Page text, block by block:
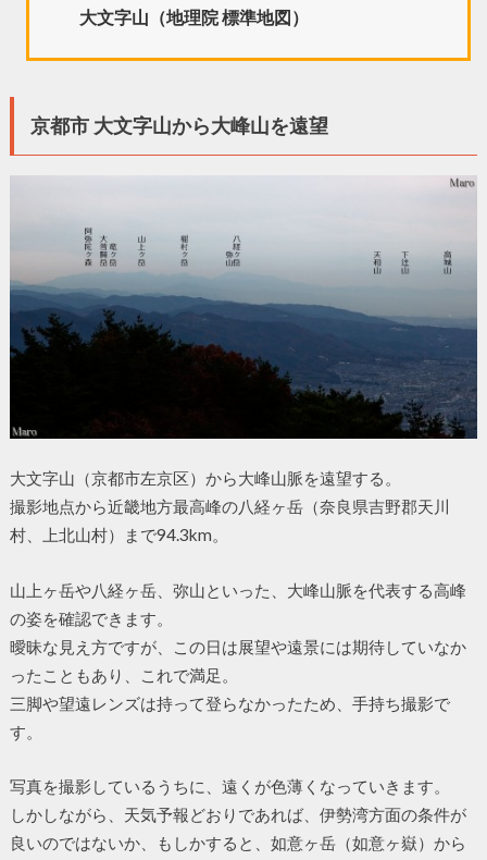
大文字山（地理院 標準地図）
京都市 大文字山から大峰山を遠望
大文字山（京都市左京区）から大峰山脈を遠望する。
撮影地点から近畿地方最高峰の八経ヶ岳（奈良県吉野郡天川
村、上北山村）まで94.3km。
山上ヶ岳や八経ヶ岳、弥山といった、大峰山脈を代表する高峰
の姿を確認できます。
曖昧な見え方ですが、この日は展望や遠景には期待していなか
ったこともあり、これで満足。
三脚や望遠レンズは持って登らなかったため、手持ち撮影で
す。
写真を撮影しているうちに、遠くが色薄くなっていきます。
しかしながら、天気予報どおりであれば、伊勢湾方面の条件が
良いのではないか、もしかすると、如意ヶ岳（如意ヶ嶽）から